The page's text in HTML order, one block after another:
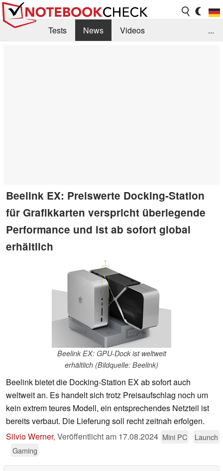
Tests News
Videos
...
Beelink EX: Preiswerte Docking-Station
für Grafikkarten verspricht überlegende
Performance und ist ab sofort global
erhältlich
Beelink EX: GPU-Dock ist weltweit
erhältlich (Bildquelle: Beelink)
Beelink bietet die Docking-Station EX ab sofort auch
weltweit an. Es handelt sich trotz Preisaufschlag noch um
kein extrem teures Modell, ein entsprechendes Netzteil ist
bereits verbaut. Die Lieferung soll recht zeitnah erfolgen.
Silvio Werner, Veröffentlicht am 17.08.2024 Mini PC
Launch
Gaming